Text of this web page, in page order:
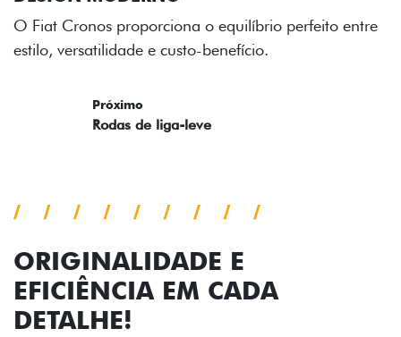
entre
ORIGINALIDADE E
EFICIÊNCIA EM CADA
DETALHE!